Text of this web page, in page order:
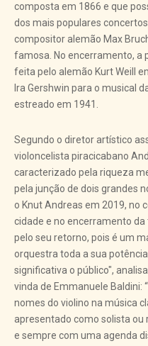
composta em 1866 e que
dos mais populares
compositor alemão Max
famosa. No encerramento, a
feita pelo alemão Kurt Weill
Ira Gershwin para o musical
estreado em 1941.
Segundo o diretor artístico
violoncelista piracicabano
caracterizado pela riqueza
pela junção de dois grandes
o Knut Andreas em 2019, no
cidade e no encerramento
pelo seu retorno, pois é um
orquestra toda a sua
significativa o público",
vinda de Emmanuele Baldini:
nomes do violino na música
apresentado como solista
e sempre com uma agenda